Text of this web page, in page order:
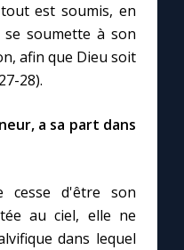
est soumis, en
soumette à son
afin que Dieu soit
28).
a sa part dans
d'être son
au ciel, elle ne
dans lequel